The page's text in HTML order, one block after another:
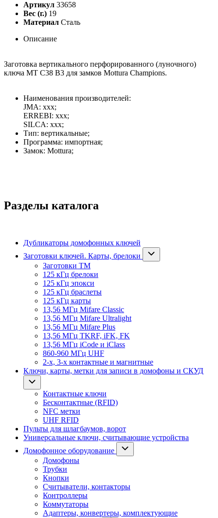
Артикул 33658
Вес (г.) 19
Материал Сталь
Описание
Заготовка вертикального перфорированного (луночного)
ключа MT С38 B3 для замков Mottura Champions.
Наименования производителей:
JMA: xxx;
ERREBI: xxx;
SILCA: xxx;
Тип: вертикальные;
Программа: импортная;
Замок: Mottura;
Разделы каталога
Дубликаторы домофонных ключей
Заготовки ключей. Карты, брелоки
Заготовки ТМ
125 кГц брелоки
125 кГц эпокси
125 кГц браслеты
125 кГц карты
13,56 МГц Mifare Classic
13,56 МГц Mifare Ultralight
13,56 МГц Mifare Plus
13,56 МГц TKRF, iFK, FK
13,56 МГц iCode и iClass
860-960 МГц UHF
2-х, 3-х контактные и магнитные
Ключи, карты, метки для записи в домофоны и СКУД
Контактные ключи
Бесконтактные (RFID)
NFC метки
UHF RFID
Пульты для шлагбаумов, ворот
Универсальные ключи, считывающие устройства
Домофонное оборудование
Домофоны
Трубки
Кнопки
Считыватели, контакторы
Контроллеры
Коммутаторы
Адаптеры, конвертеры, комплектующие